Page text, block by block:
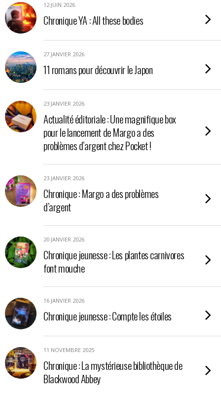
12 JUIN 2026
Chronique YA : All these bodies
27 JANVIER 2026
11 romans pour découvrir le Japon
23 JANVIER 2026
Actualité éditoriale : Une magnifique box
pour le lancement de Margo a des
problèmes d’argent chez Pocket !
23 JANVIER 2026
Chronique : Margo a des problèmes
d’argent
20 JANVIER 2026
Chronique jeunesse : Les plantes carnivores
font mouche
16 JANVIER 2026
Chronique jeunesse : Compte les étoiles
11 NOVEMBRE 2025
Chronique : La mystérieuse bibliothèque de
Blackwood Abbey